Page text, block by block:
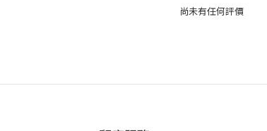
尚未有任何評價